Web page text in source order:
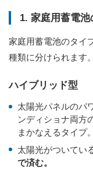
1. 家庭用蓄電
家庭用蓄電池のタイ
種類に分けられます。
ハイブリッド型
太陽光パネルのパ
ンディショナ両方
まかなえるタイプ。
太陽光がついてい
で済む。